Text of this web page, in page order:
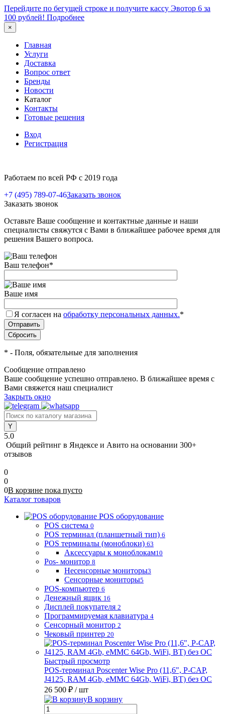
Перейдите по бегущей строке и получите кассу Эвотор 6 за
100 рублей! Подробнее
×
Главная
Услуги
Доставка
Вопрос ответ
Бренды
Новости
Каталог
Контакты
Готовые решения
Вход
Регистрация
Работаем по всей РФ с 2019 года
+7 (495) 789-07-46Заказать звонок
Заказать звонок
Оставьте Ваше сообщение и контактные данные и наши
специалисты свяжутся с Вами в ближайшее рабочее время для
решения Вашего вопроса.
Ваш телефон*
Ваше имя
Я согласен на обработку персональных данных.*
* - Поля, обязательные для заполнения
Сообщение отправлено
Ваше сообщение успешно отправлено. В ближайшее время с
Вами свяжется наш специалист
Закрыть окно
5.0
Общий рейтинг в Яндексе и Авито на основании 300+
отзывов
0
0
0В корзине пока пусто
Каталог товаров
POS оборудование
POS система 0
POS терминал (планшетный тип) 6
POS терминалы (моноблоки) 63
Аксессуары к моноблокам10
Pos- монитор 8
Несенсорные мониторы3
Сенсорные мониторы5
POS-компьютер 6
Денежный ящик 16
Дисплей покупателя 2
Программируемая клавиатура 4
Сенсорный монитор 2
Чековый принтер 20
Быстрый просмотр
POS-терминал Poscenter Wise Pro (11,6", P-CAP,
J4125, RAM 4Gb, eMMC 64Gb, WiFi, BT) без ОС
26 500 ₽ / шт
В корзину